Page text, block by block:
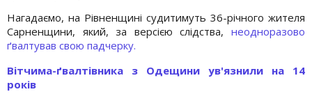
Нагадаємо, на Рівненщині судитимуть 36-річного жителя
Сарненщини, який, за версією слідства, неодноразово
ґвалтував свою падчерку.
Вітчима-ґвалтівника з Одещини ув'язнили на 14
років